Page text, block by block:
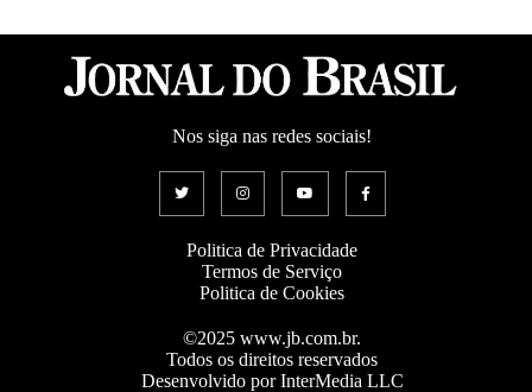
Nos siga nas redes sociais!
Politica de Privacidade
Termos de Serviço
Politica de Cookies
©2025 www.jb.com.br.
Todos os direitos reservados
Desenvolvido por InterMedia LLC